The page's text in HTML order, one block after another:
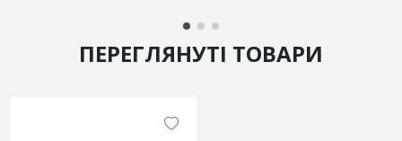
ПЕРЕГЛЯНУТІ ТОВАРИ